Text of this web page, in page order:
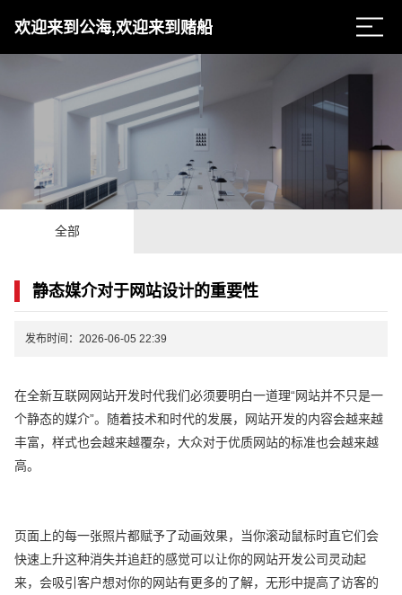
欢迎来到公海,欢迎来到赌船
全部
静态媒介对于网站设计的重要性
发布时间：2026-06-05 22:39
在全新互联网网站开发时代我们必须要明白一道理“网站并不只是一
个静态的媒介”。随着技术和时代的发展，网站开发的内容会越来越
丰富，样式也会越来越覆杂，大众对于优质网站的标准也会越来越
高。
页面上的每一张照片都赋予了动画效果，当你滚动鼠标时直它们会
快速上升这种消失并追赶的感觉可以让你的网站开发公司灵动起
来，会吸引客户想对你的网站有更多的了解，无形中提高了访客的